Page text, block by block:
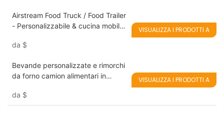
Airstream Food Truck / Food Trailer
- Personalizzabile & cucina mobile
da $
VISUALIZZA I PRODOTTI A
Bevande personalizzate e rimorchi
da forno camion alimentari in
da $
VISUALIZZA I PRODOTTI A